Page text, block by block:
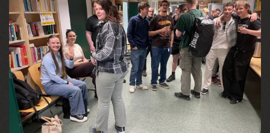
VIEW